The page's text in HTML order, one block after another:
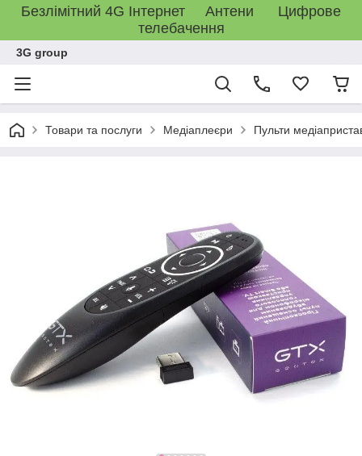
Безлімітний 4G Інтернет Антени Цифрове
телебачення
3G group
Товари та послуги Медіаплеєри Пульти